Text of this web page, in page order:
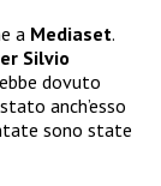
a Mediaset.
Silvio
dovuto
anch’esso
sono state